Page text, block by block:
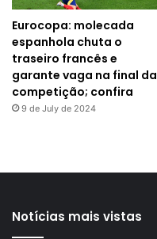
Eurocopa: molecada
espanhola chuta o
traseiro francês e
garante vaga na final da
competição; confira
9 de July de 2024
Notícias mais vistas